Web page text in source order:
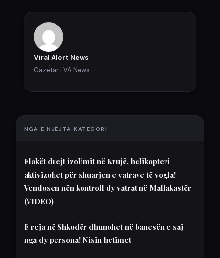
Viral Alert News
Gazetar i VA News.
NGA E NJËJTA KATEGORI
Flakët drejt izolimit në Krujë, helikopteri
aktivizohet për shuarjen e vatrave të vogla!
Vendosen nën kontroll dy vatrat në Mallakastër
(VIDEO)
E reja në Shkodër dhunohet në banesën e saj
nga dy persona! Nisin hetimet